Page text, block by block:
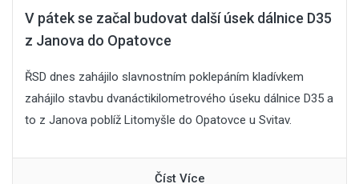
V pátek se začal budovat další úsek dálnice D35
z Janova do Opatovce
ŘSD dnes zahájilo slavnostním poklepáním kladívkem
zahájilo stavbu dvanáctikilometrového úseku dálnice D35 a
to z Janova poblíž Litomyšle do Opatovce u Svitav.
Číst Více